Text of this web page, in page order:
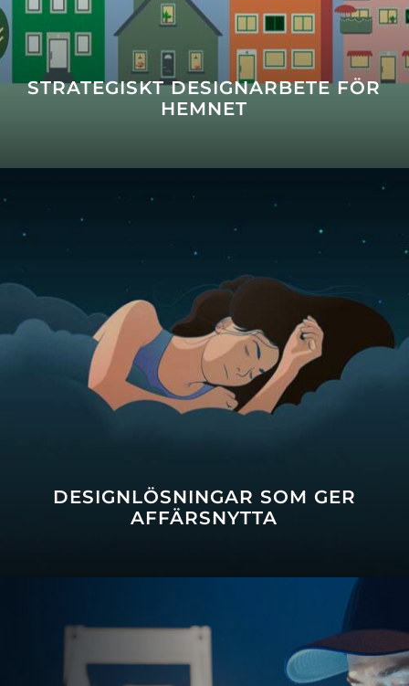
STRATEGISKT DESIGNARBETE FÖR
HEMNET
DESIGNLÖSNINGAR SOM GER
AFFÄRSNYTTA